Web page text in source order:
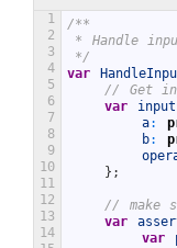
1
2
3
4
5
6
7
8
9
10
11
12
13
14
/**
* Handle
*/
var
// Get
var
a:
b:
} ;
// make
var
var